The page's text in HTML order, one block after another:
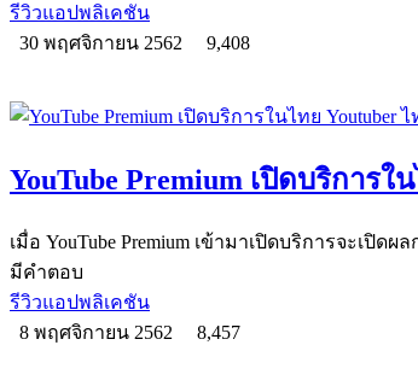
รีวิวแอปพลิเคชัน
30 พฤศจิกายน 2562
9,408
YouTube Premium เปิดบริการใ
เมื่อ YouTube Premium เข้ามาเปิดบริการจะเปิ
มีคำตอบ
รีวิวแอปพลิเคชัน
8 พฤศจิกายน 2562
8,457